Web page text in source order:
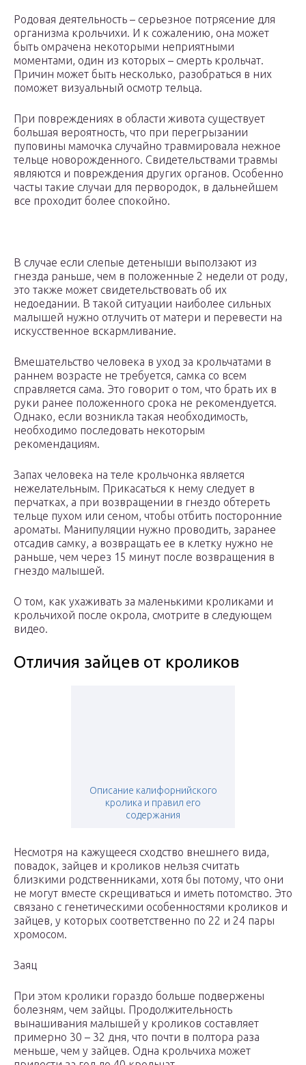
Родовая деятельность – серьезное потрясение для
организма крольчихи. И к сожалению, она может
быть омрачена некоторыми неприятными
моментами, один из которых – смерть крольчат.
Причин может быть несколько, разобраться в них
поможет визуальный осмотр тельца.
При повреждениях в области живота существует
большая вероятность, что при перегрызании
пуповины мамочка случайно травмировала нежное
тельце новорожденного. Свидетельствами травмы
являются и повреждения других органов. Особенно
часты такие случаи для первородок, в дальнейшем
все проходит более спокойно.
В случае если слепые детеныши выползают из
гнезда раньше, чем в положенные 2 недели от роду,
это также может свидетельствовать об их
недоедании. В такой ситуации наиболее сильных
малышей нужно отлучить от матери и перевести на
искусственное вскармливание.
Вмешательство человека в уход за крольчатами в
раннем возрасте не требуется, самка со всем
справляется сама. Это говорит о том, что брать их в
руки ранее положенного срока не рекомендуется.
Однако, если возникла такая необходимость,
необходимо последовать некоторым
рекомендациям.
Запах человека на теле крольчонка является
нежелательным. Прикасаться к нему следует в
перчатках, а при возвращении в гнездо обтереть
тельце пухом или сеном, чтобы отбить посторонние
ароматы. Манипуляции нужно проводить, заранее
отсадив самку, а возвращать ее в клетку нужно не
раньше, чем через 15 минут после возвращения в
гнездо малышей.
О том, как ухаживать за маленькими кроликами и
крольчихой после окрола, смотрите в следующем
видео.
Отличия зайцев от кроликов
Описание калифорнийского
кролика и правил его
содержания
Несмотря на кажущееся сходство внешнего вида,
повадок, зайцев и кроликов нельзя считать
близкими родственниками, хотя бы потому, что они
не могут вместе скрещиваться и иметь потомство. Это
связано с генетическими особенностями кроликов и
зайцев, у которых соответственно по 22 и 24 пары
хромосом.
Заяц
При этом кролики гораздо больше подвержены
болезням, чем зайцы. Продолжительность
вынашивания малышей у кроликов составляет
примерно 30 – 32 дня, что почти в полтора раза
меньше, чем у зайцев. Одна крольчиха может